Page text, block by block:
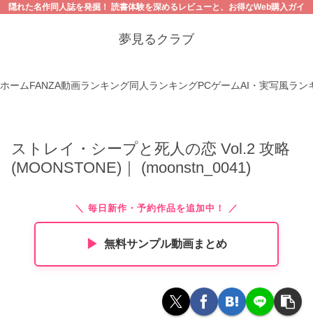
隠れた名作同人誌を発掘！ 読書体験を深めるレビューと、お得なWeb購入ガイ
夢見るクラブ
ホームFANZA動画ランキング同人ランキングPCゲームAI・実写風ラン
ストレイ・シープと死人の恋 Vol.2 攻略
(MOONSTONE)｜ (moonstn_0041)
＼ 毎日新作・予約作品を追加中！ ／
▶︎ 無料サンプル動画まとめ